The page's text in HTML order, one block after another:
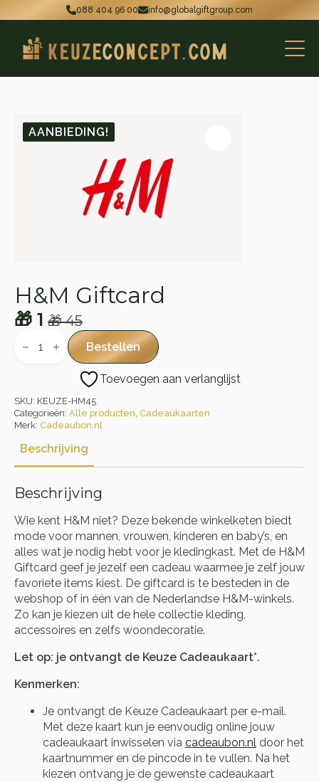
088 404 96 00 info@globalgiftgroup.com
AANBIEDING!
H&M Giftcard
🎁45
Oorspronkelijke
prijs
🎁 45.
🎁 1
Huidige
prijs
🎁 1.
Giftcard
Bestellen
Toevoegen aan verlanglijst
SKU: KEUZE-HM45
Categorieën: Alle producten, Cadeaukaarten
Merk: Cadeaubon.nl
Beschrijving
Beschrijving
Wie kent H&M niet? Deze bekende winkelketen biedt
mode voor mannen, vrouwen, kinderen en baby’s, en
alles wat je nodig hebt voor je kledingkast. Met de H&M
Giftcard geef je jezelf een cadeau waarmee je zelf jouw
favoriete items kiest. De giftcard is te besteden in de
webshop of in één van de Nederlandse H&M-winkels.
Zo kan je kiezen uit de hele collectie kleding,
accessoires en zelfs woondecoratie.
Let op: je ontvangt de Keuze Cadeaukaart*.
Kenmerken:
Je ontvangt de Keuze Cadeaukaart per e-mail.
Met deze kaart kun je eenvoudig online jouw
cadeaukaart inwisselen via cadeaubon.nl door het
kaartnummer en de pincode in te vullen. Na het
kiezen ontvang je de gewenste cadeaukaart